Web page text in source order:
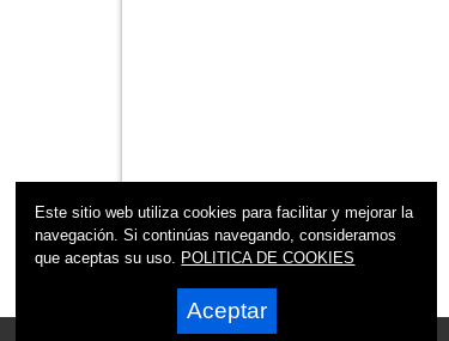
Este sitio web utiliza cookies para facilitar y mejorar la
navegación. Si continúas navegando, consideramos
que aceptas su uso. POLITICA DE COOKIES
Aceptar